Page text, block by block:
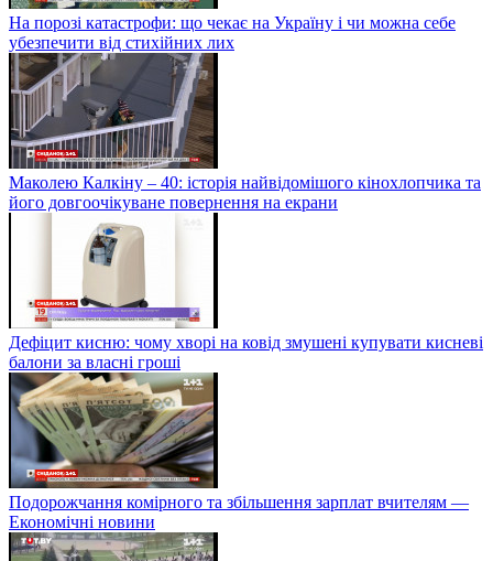
На порозі катастрофи: що чекає на Україну і чи можна себе
убезпечити від стихійних лих
Маколею Калкіну – 40: історія найвідомішого кінохлопчика та
його довгоочікуване повернення на екрани
Дефіцит кисню: чому хворі на ковід змушені купувати кисневі
балони за власні гроші
Подорожчання комірного та збільшення зарплат вчителям —
Економічні новини